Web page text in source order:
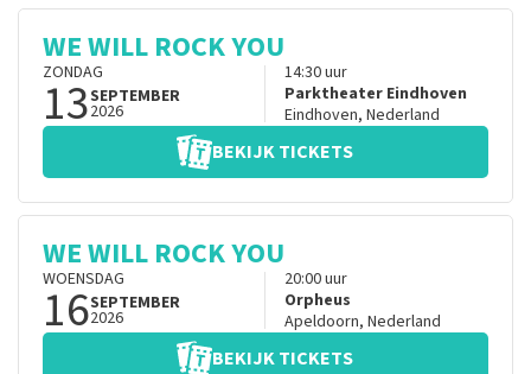
WE WILL ROCK YOU
ZONDAG
13SEPTEMBER
2026
14:30uur
Parktheater Eindhoven
Eindhoven, Nederland
BEKIJK TICKETS
WE WILL ROCK YOU
WOENSDAG
16SEPTEMBER
2026
20:00uur
Orpheus
Apeldoorn, Nederland
BEKIJK TICKETS